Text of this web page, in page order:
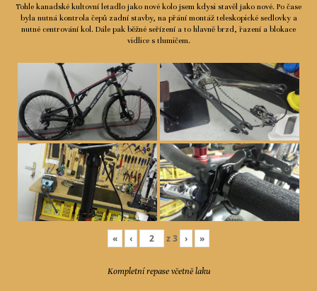
Tohle kanadské kultovní letadlo jako nové kolo jsem kdysi stavěl jako nové. Po čase
byla nutná kontrola čepů zadní stavby, na přání montáž teleskopické sedlovky a
nutné centrování kol. Dále pak běžné seřízení a to hlavně brzd, řazení a blokace
vidlice s tlumičem.
« ‹ z3 › »
Kompletní repase včetně laku